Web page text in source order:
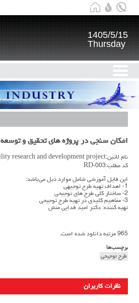
1405/5/15
Thursday
امکان سنجی در پروژه های تحقیق و توسعه
نام لاتین:Feasibility research and development project
کد مطلب:RD-003
این فایل آموزشی شامل موارد ذیل می‌باشد:
1- اهداف تهیه طرح توجیهی
2- ساختار کلی طرح های توجیحی
3- مفاهیم کلیدی در تهیه طرح توجیحی
تهیه کننده: دکتر امید فدایی منش
965 مرتبه دانلود شده است.
برچسب‌ها
طرح توجیحی
نظرات کاربران